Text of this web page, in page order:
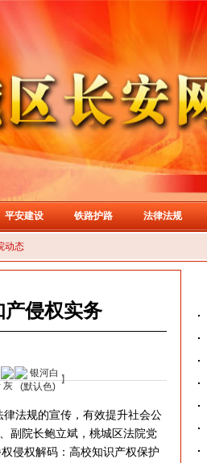
平安建设 铁路护路 法律法规
动态
侵权实务
】
法规的宣传，有效提升社会公
副院长鲍立斌，桃城区法院党
侵权解码：高校知识产权保护